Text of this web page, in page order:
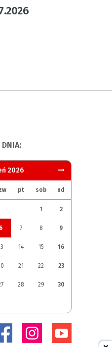
DNIA:
2026
pt sob nd
1 2
6 7 8 9
14 15 16
21 22 23
28 29 30